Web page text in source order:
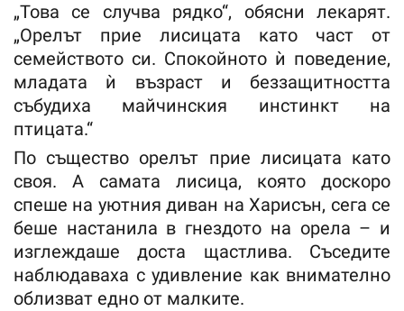
„Това се случва рядко“, обясни лекарят.
„Орелът прие лисицата като част от
семейството си. Спокойното ѝ поведение,
младата ѝ възраст и беззащитността
събудиха майчинския инстинкт на
птицата.“
По същество орелът прие лисицата като
своя. А самата лисица, която доскоро
спеше на уютния диван на Харисън, сега се
беше настанила в гнездото на орела – и
изглеждаше доста щастлива. Съседите
наблюдаваха с удивление как внимателно
облизват едно от малките.